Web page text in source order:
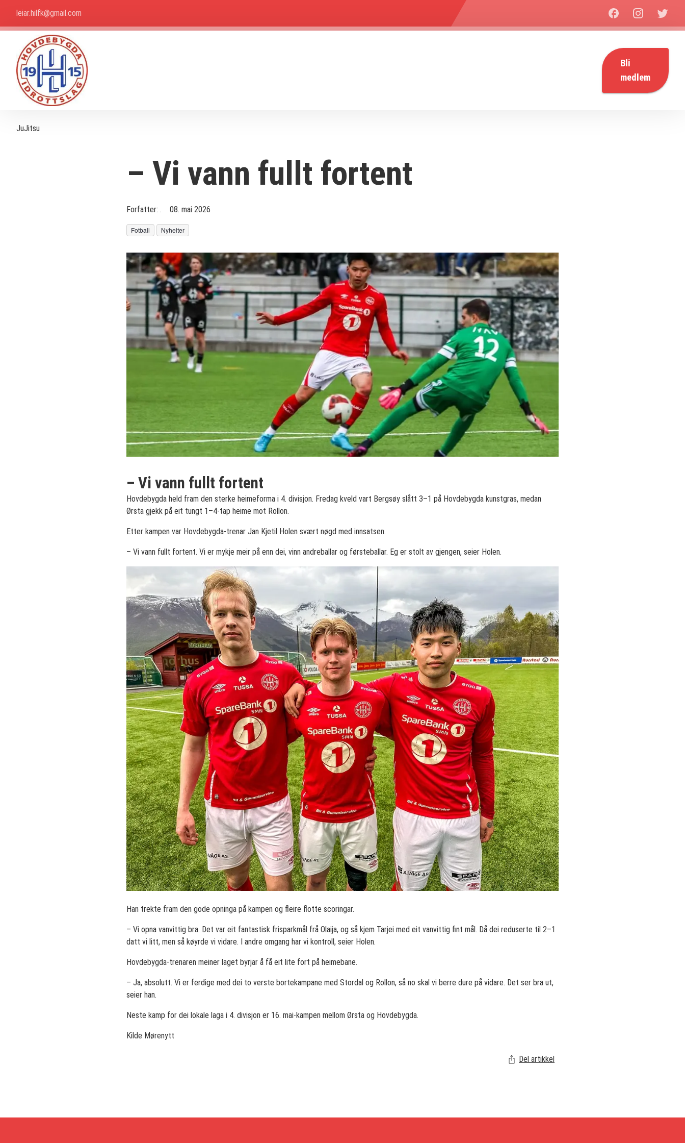
leiar.hilfk@gmail.com
Bli
medlem
JuJitsu
– Vi vann fullt fortent
Forfatter: . 08. mai 2026
Fotball Nyheiter
– Vi vann fullt fortent
Hovdebygda held fram den sterke heimeforma i 4. divisjon. Fredag kveld vart Bergsøy slått 3–1 på Hovdebygda kunstgras, medan
Ørsta gjekk på eit tungt 1–4-tap heime mot Rollon.
Etter kampen var Hovdebygda-trenar Jan Kjetil Holen svært nøgd med innsatsen.
– Vi vann fullt fortent. Vi er mykje meir på enn dei, vinn andreballar og førsteballar. Eg er stolt av gjengen, seier Holen.
Han trekte fram den gode opninga på kampen og fleire flotte scoringar.
– Vi opna vanvittig bra. Det var eit fantastisk frisparkmål frå Olaija, og så kjem Tarjei med eit vanvittig fint mål. Då dei reduserte til 2–1
datt vi litt, men så køyrde vi vidare. I andre omgang har vi kontroll, seier Holen.
Hovdebygda-trenaren meiner laget byrjar å få eit lite fort på heimebane.
– Ja, absolutt. Vi er ferdige med dei to verste bortekampane med Stordal og Rollon, så no skal vi berre dure på vidare. Det ser bra ut,
seier han.
Neste kamp for dei lokale laga i 4. divisjon er 16. mai-kampen mellom Ørsta og Hovdebygda.
Kilde Mørenytt
Del artikkel